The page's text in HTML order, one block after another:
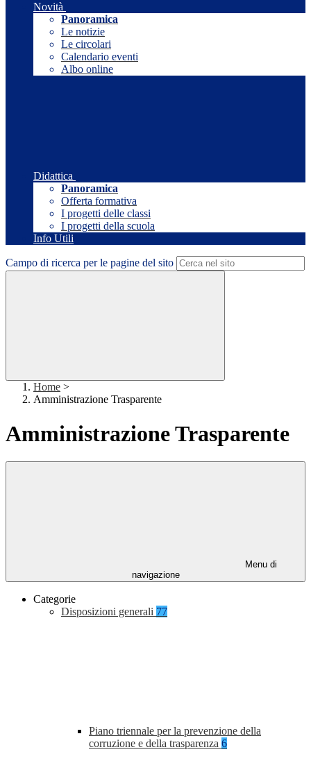
Novità
Panoramica
Le notizie
Le circolari
Calendario eventi
Albo online
Didattica
Panoramica
Offerta formativa
I progetti delle classi
I progetti della scuola
Info Utili
Campo di ricerca per le pagine del sito
Home >
Amministrazione Trasparente
Amministrazione Trasparente
Menu di
navigazione
Categorie
Disposizioni generali 77
Piano triennale per la prevenzione della
corruzione e della trasparenza 6